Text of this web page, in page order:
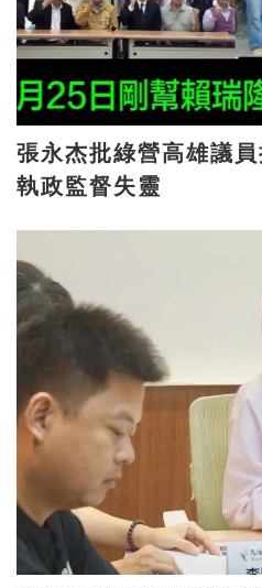
張永杰批綠營高雄議員接連
執政監督失靈